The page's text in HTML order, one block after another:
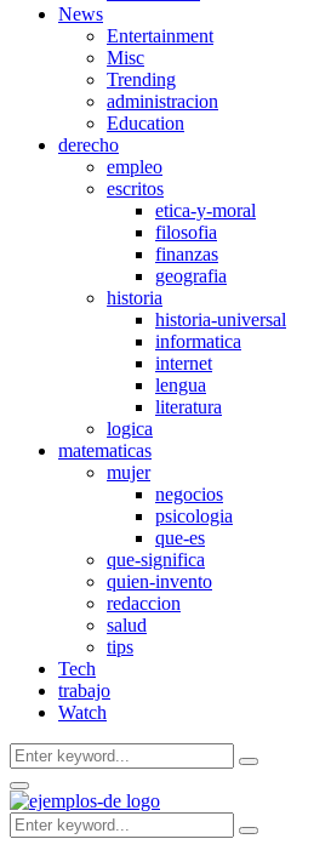
News
Entertainment
Misc
Trending
administracion
Education
derecho
empleo
escritos
etica-y-moral
filosofia
finanzas
geografia
historia
historia-universal
informatica
internet
lengua
literatura
logica
matematicas
mujer
negocios
psicologia
que-es
que-significa
quien-invento
redaccion
salud
tips
Tech
trabajo
Watch
Search
for:
Search
Facebook
Twitter
Youtube
Primary
Menu
Search
for:
Search